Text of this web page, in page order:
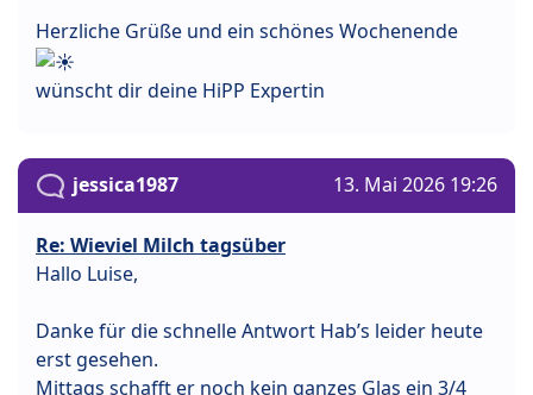
Herzliche Grüße und ein schönes Wochenende
wünscht dir deine HiPP Expertin
jessica1987 13. Mai 2026 19:26
Re: Wieviel Milch tagsüber
Hallo Luise,
Danke für die schnelle Antwort Hab’s leider heute
erst gesehen.
Mittags schafft er noch kein ganzes Glas ein 3/4